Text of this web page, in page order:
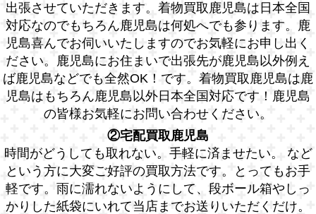
出張させていただきます。着物買取鹿児島は日本全国
対応なのでもちろん鹿児島は何処へでも参ります。鹿
児島喜んでお伺いいたしますのでお気軽にお申し出く
ださい。鹿児島にお住まいで出張先が鹿児島以外例え
ば鹿児島などでも全然OK！です。着物買取鹿児島は鹿
児島はもちろん鹿児島以外日本全国対応です！鹿児島
の皆様お気軽にお問い合わせください。
②宅配買取鹿児島
時間がどうしても取れない。手軽に済ませたい。 など
という方に大変ご好評の買取方法です。とってもお手
軽です。雨に濡れないようにして、段ボール箱やしっ
かりした紙袋にいれて当店までお送りいただくだけ。